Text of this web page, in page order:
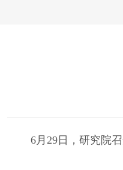
6月29日，研究院